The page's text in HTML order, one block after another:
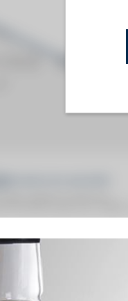
Butt Cask